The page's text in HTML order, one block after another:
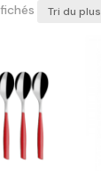
Trié
récent
au
plus
ancien